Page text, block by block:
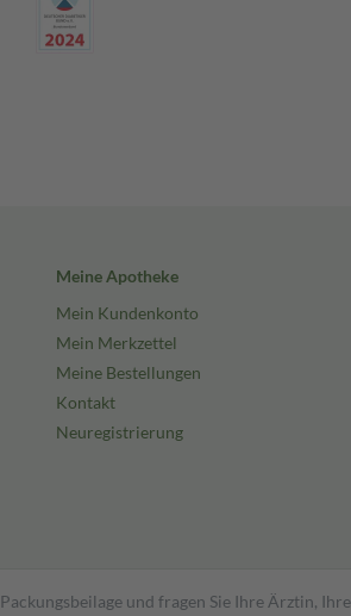
Meine Apotheke
Mein Kundenkonto
Mein Merkzettel
Meine Bestellungen
Kontakt
Neuregistrierung
und fragen Sie Ihre Ärztin,